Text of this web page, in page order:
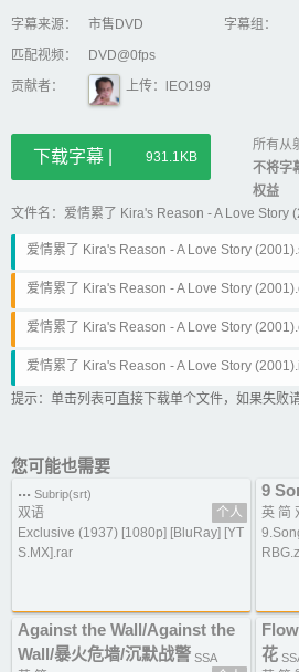
字幕来源：
市售DVD 字幕组：
匹配视频：
DVD@0fps
贡献者：
上传：lEO199
下载字幕 | 931.1KB
所有从
不将字
权益
文件名：爱情累了 Kira's Reason - A Love Story
爱情累了 Kira's Reason - A Love Story
爱情累了 Kira's Reason - A Love Story
爱情累了 Kira's Reason - A Love Story
爱情累了 Kira's Reason - A Love Story
提示：单击列表可直接下载单个文件，如果失败
您可能也需要
... Subrip(srt)
双语
个人
Exclusive (1937) [1080p] [BluRay] [YT
S.MX].rar
9
英 简
Against the Wall/Against the
Wall/暴火危墙/沉默战警 SSA
花